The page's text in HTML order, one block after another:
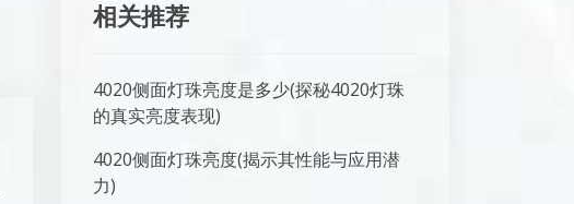
相关推荐
4020侧面灯珠亮度是多少(探秘4020灯珠
的真实亮度表现)
4020侧面灯珠亮度(揭示其性能与应用潜
力)